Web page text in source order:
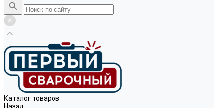
Каталог товаров
Назад